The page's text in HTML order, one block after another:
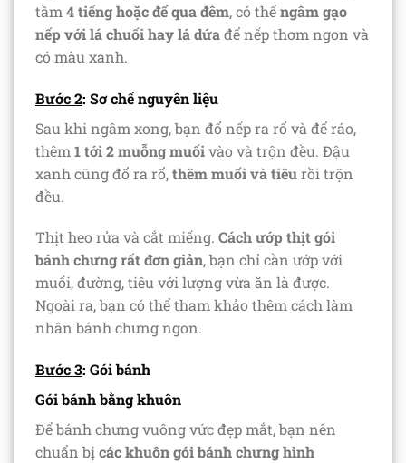
tầm 4 tiếnghoặc để qua đêm, có thểngâm gạo
nếp với lá chuối hay lá dứađể nếp thơm ngon và
có màu xanh.
Bước 2: Sơ chế nguyên liệu
Sau khi ngâm xong, bạn đổ nếp ra rổ và để ráo,
thêm 1 tới 2 muỗng muốivào và trộn đều. Đậu
xanh cũng đổ ra rổ,thêm muối và tiêurồi trộn
đều.
Thịt heo rửa và cắt miếng. Cách ướp thịt gói
bánh chưng rất đơn giản, bạn chỉ cần ướp với
muối, đường, tiêu với lượng vừa ăn là được.
Ngoài ra, bạn có thể tham khảo thêm cách làm
nhân bánh chưng ngon.
Bước 3: Gói bánh
Gói bánh bằng khuôn
Để bánh chưng vuông vức đẹp mắt, bạn nên
chuẩn bị các khuôn gói bánh chưng hình